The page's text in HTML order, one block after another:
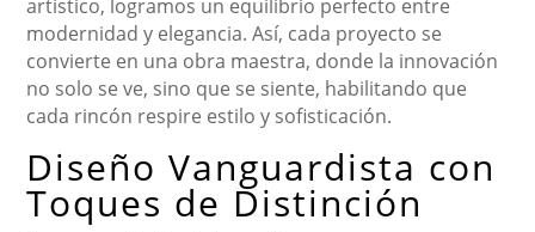
artístico, logramos un equilibrio perfecto entre
modernidad y elegancia. Así, cada proyecto se
convierte en una obra maestra, donde la innovación
no solo se ve, sino que se siente, habilitando que
cada rincón respire estilo y sofisticación.
Diseño Vanguardista con
Toques de Distinción